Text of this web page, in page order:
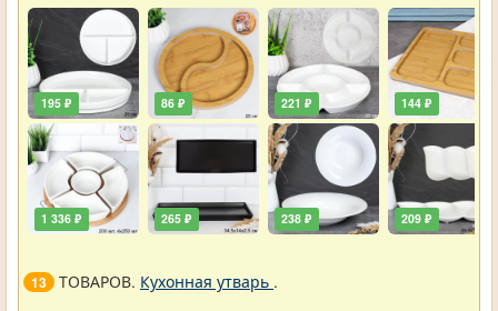
195 ₽
1 336 ₽
86 ₽
265 ₽
221 ₽
238 ₽
144 ₽
209 ₽
13 ТОВАРОВ. Кухонная утварь .